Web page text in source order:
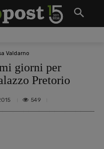
Valdarno
giorni per
Pretorio
549